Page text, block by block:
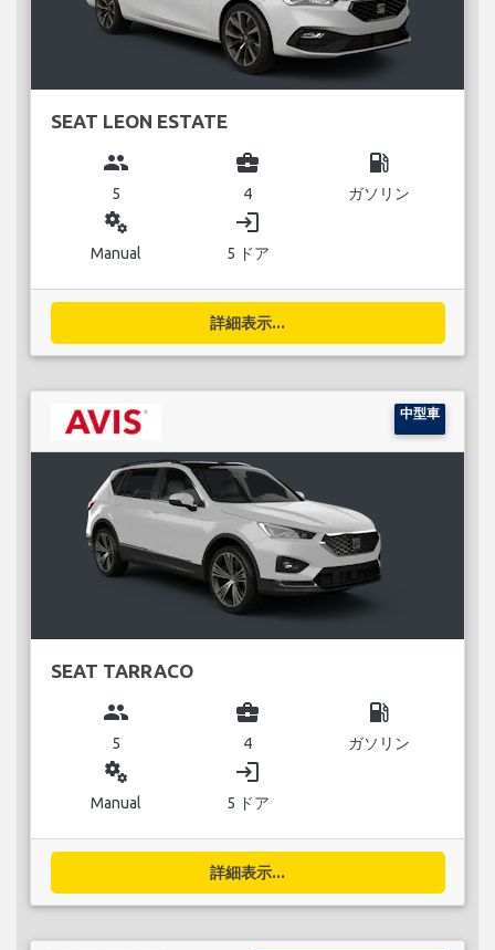
SEAT LEON ESTATE
group
5
business_center
4
local_gas_station
ガソリン
miscellaneous_services
Manual
login
5 ドア
詳細表示...
中型車
SEAT TARRACO
group
5
business_center
4
local_gas_station
ガソリン
miscellaneous_services
Manual
login
5 ドア
詳細表示...